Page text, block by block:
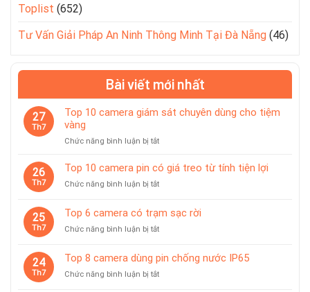
Toplist (652)
Tư Vấn Giải Pháp An Ninh Thông Minh Tại Đà Nẵng (46)
Bài viết mới nhất
27
Th7
Top 10 camera giám sát chuyên dùng cho tiệm
vàng
Chức năng bình luận bị tắtở
10
camera
giám
chuyên
vàng
26
Th7
Top 10 camera pin có giá treo từ tính tiện lợi
Chức năng bình luận bị tắtở
camera
pin
giá
từ
25
Th7
Top 6 camera có trạm sạc rời
Chức năng bình luận bị tắtở
6
camera
có
24
Th7
Top 8 camera dùng pin chống nước IP65
Chức năng bình luận bị tắtở